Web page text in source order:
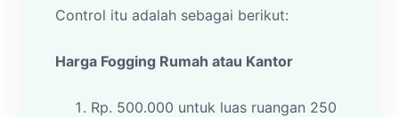
Control itu adalah sebagai berikut:
Harga Fogging Rumah atau Kantor
Rp. 500.000 untuk luas ruangan 250